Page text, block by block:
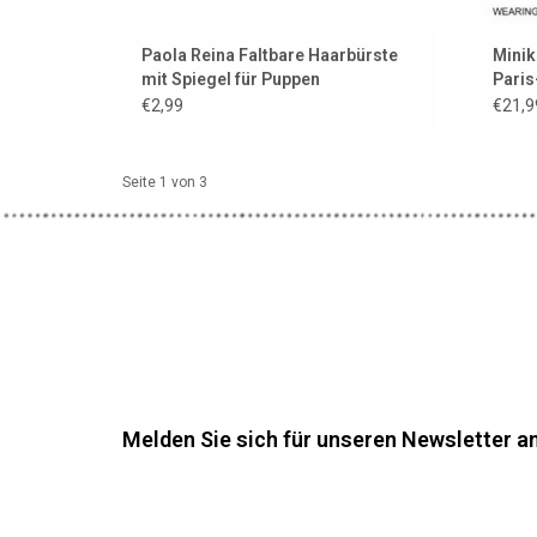
Paola Reina Faltbare Haarbürste
mit Spiegel für Puppen
€2,99
Seite 1 von 3
Melden Sie sich für unseren Newsletter